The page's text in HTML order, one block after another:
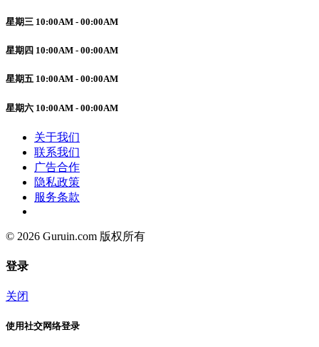
星期三 10:00AM - 00:00AM
星期四 10:00AM - 00:00AM
星期五 10:00AM - 00:00AM
星期六 10:00AM - 00:00AM
关于我们
联系我们
广告合作
隐私政策
服务条款
© 2026 Guruin.com 版权所有
登录
关闭
使用社交网络登录